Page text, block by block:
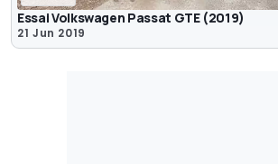
Essai Volkswagen Passat GTE (2019)
21 Jun 2019